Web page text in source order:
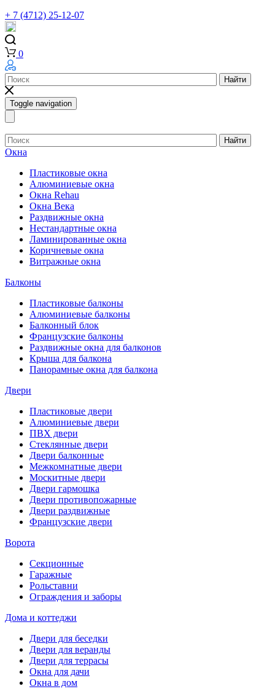
+ 7 (4712) 25-12-07
0
Найти
Toggle navigation
Найти
Окна
Пластиковые окна
Алюминиевые окна
Окна Rehau
Окна Века
Раздвижные окна
Нестандартные окна
Ламинированные окна
Коричневые окна
Витражные окна
Балконы
Пластиковые балконы
Алюминиевые балконы
Балконный блок
Французские балконы
Раздвижные окна для балконов
Крыша для балкона
Панорамные окна для балкона
Двери
Пластиковые двери
Алюминиевые двери
ПВХ двери
Стеклянные двери
Двери балконные
Межкомнатные двери
Москитные двери
Двери гармошка
Двери противопожарные
Двери раздвижные
Французские двери
Ворота
Секционные
Гаражные
Рольставни
Ограждения и заборы
Дома и коттеджи
Двери для беседки
Двери для веранды
Двери для террасы
Окна для дачи
Окна в дом